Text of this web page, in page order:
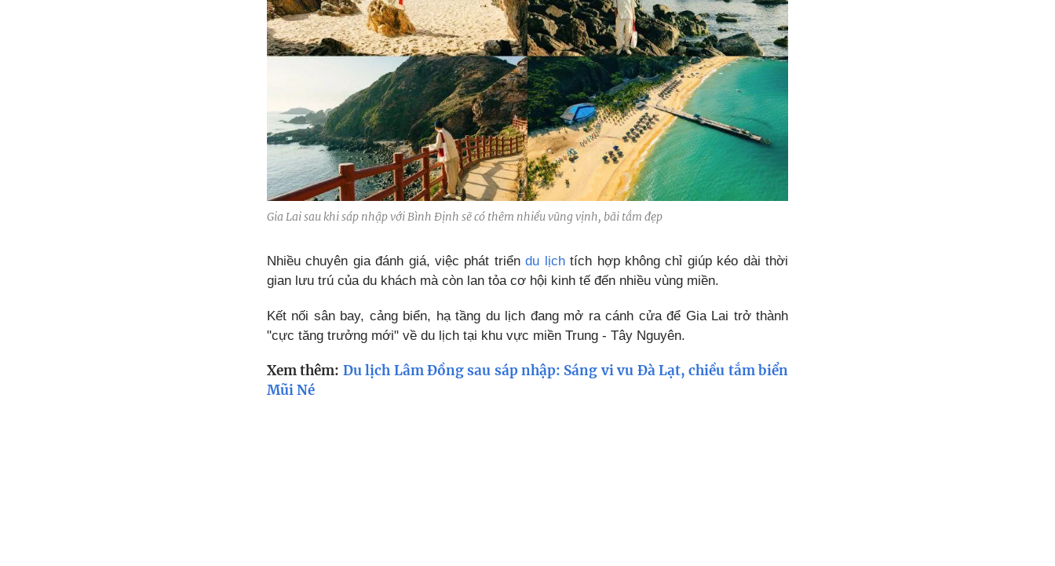
Gia Lai sau khi sáp nhập với Bình Định sẽ có thêm nhiều vũng vịnh, bãi tắm đẹp
Nhiều chuyên gia đánh giá, việc phát triểndu lịchtích hợp không chỉ giúp kéo dài thời
gian lưu trú của du khách mà còn lan tỏa cơ hội kinh tế đến nhiều vùng miền.
Kết nối sân bay, cảng biển, hạ tầng du lịch đang mở ra cánh cửa để Gia Lai trở thành
"cực tăng trưởng mới" về du lịch tại khu vực miền Trung - Tây Nguyên.
Xem thêm: Du lịch Lâm Đồng sau sáp nhập: Sáng vi vu Đà Lạt, chiều tắm biển
Mũi Né